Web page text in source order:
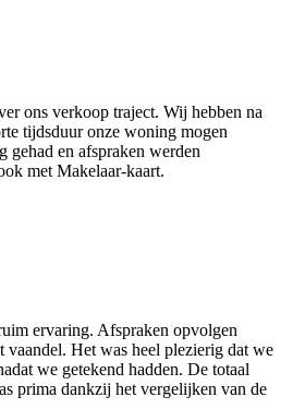
ons verkoop traject. Wij hebben na
tijdsduur onze woning mogen
gehad en afspraken werden
met Makelaar-kaart.
ervaring. Afspraken opvolgen
vaandel. Het was heel plezierig dat we
we getekend hadden. De totaal
prima dankzij het vergelijken van de